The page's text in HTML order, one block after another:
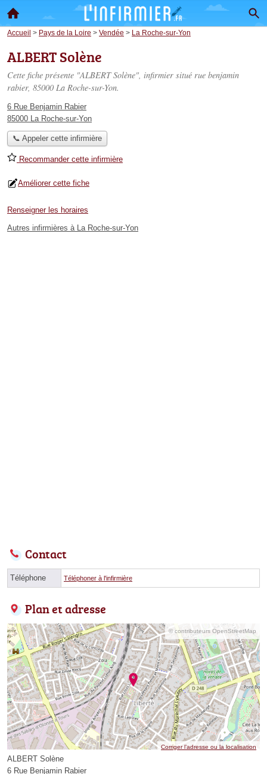
Accueil > Pays de la Loire > Vendée > La Roche-sur-Yon
ALBERT Solène
Cette fiche présente "ALBERT Solène", infirmier situé rue benjamin
rabier, 85000 La Roche-sur-Yon.
6 Rue Benjamin Rabier
85000 La Roche-sur-Yon
📞 Appeler cette infirmière
Recommander cette infirmière
Améliorer cette fiche
Renseigner les horaires
Autres infirmières à La Roche-sur-Yon
Contact
Téléphone Téléphoner à l'infirmière
Plan et adresse
© contributeurs OpenStreetMap
Corriger l’adresse ou la localisation
ALBERT Solène
6 Rue Benjamin Rabier